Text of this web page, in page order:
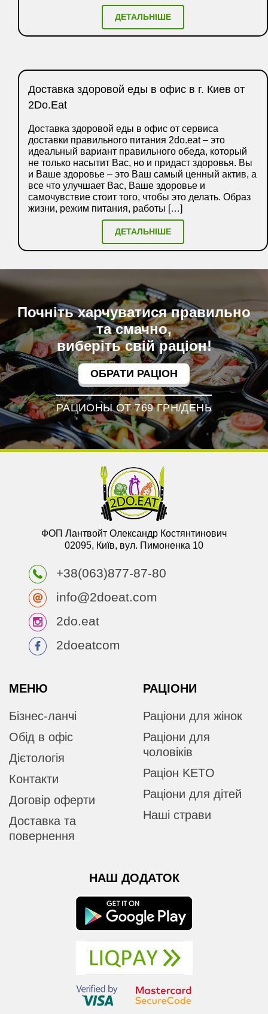
ДЕТАЛЬНІШЕ
Доставка здоровой еды в офис в г. Киев от
2Do.Eat
Доставка здоровой еды в офис от сервиса
доставки правильного питания 2do.eat – это
идеальный вариант правильного обеда, который
не только насытит Вас, но и придаст здоровья. Вы
и Ваше здоровье – это Ваш самый ценный актив, а
все что улучшает Вас, Ваше здоровье и
самочувствие стоит того, чтобы это делать. Образ
жизни, режим питания, работы […]
ДЕТАЛЬНІШЕ
Почніть харчуватися правильно
та смачно,
виберіть свій раціон!
ОБРАТИ РАЦІОН
РАЦИОНЫ ОТ 769 ГРН/ДЕНЬ
ФОП Лантвойт Олександр Костянтинович
02095, Київ, вул. Пимоненка 10
+38(063)877-87-80
info@2doeat.com
2do.eat
2doeatcom
МЕНЮ
Бізнес-ланчі
Обід в офіс
Дієтологія
Контакти
Договір оферти
Доставка та
повернення
РАЦІОНИ
Раціони для жінок
Раціони для
чоловіків
Раціон KETO
Раціони для дітей
Наші страви
НАШ ДОДАТОК